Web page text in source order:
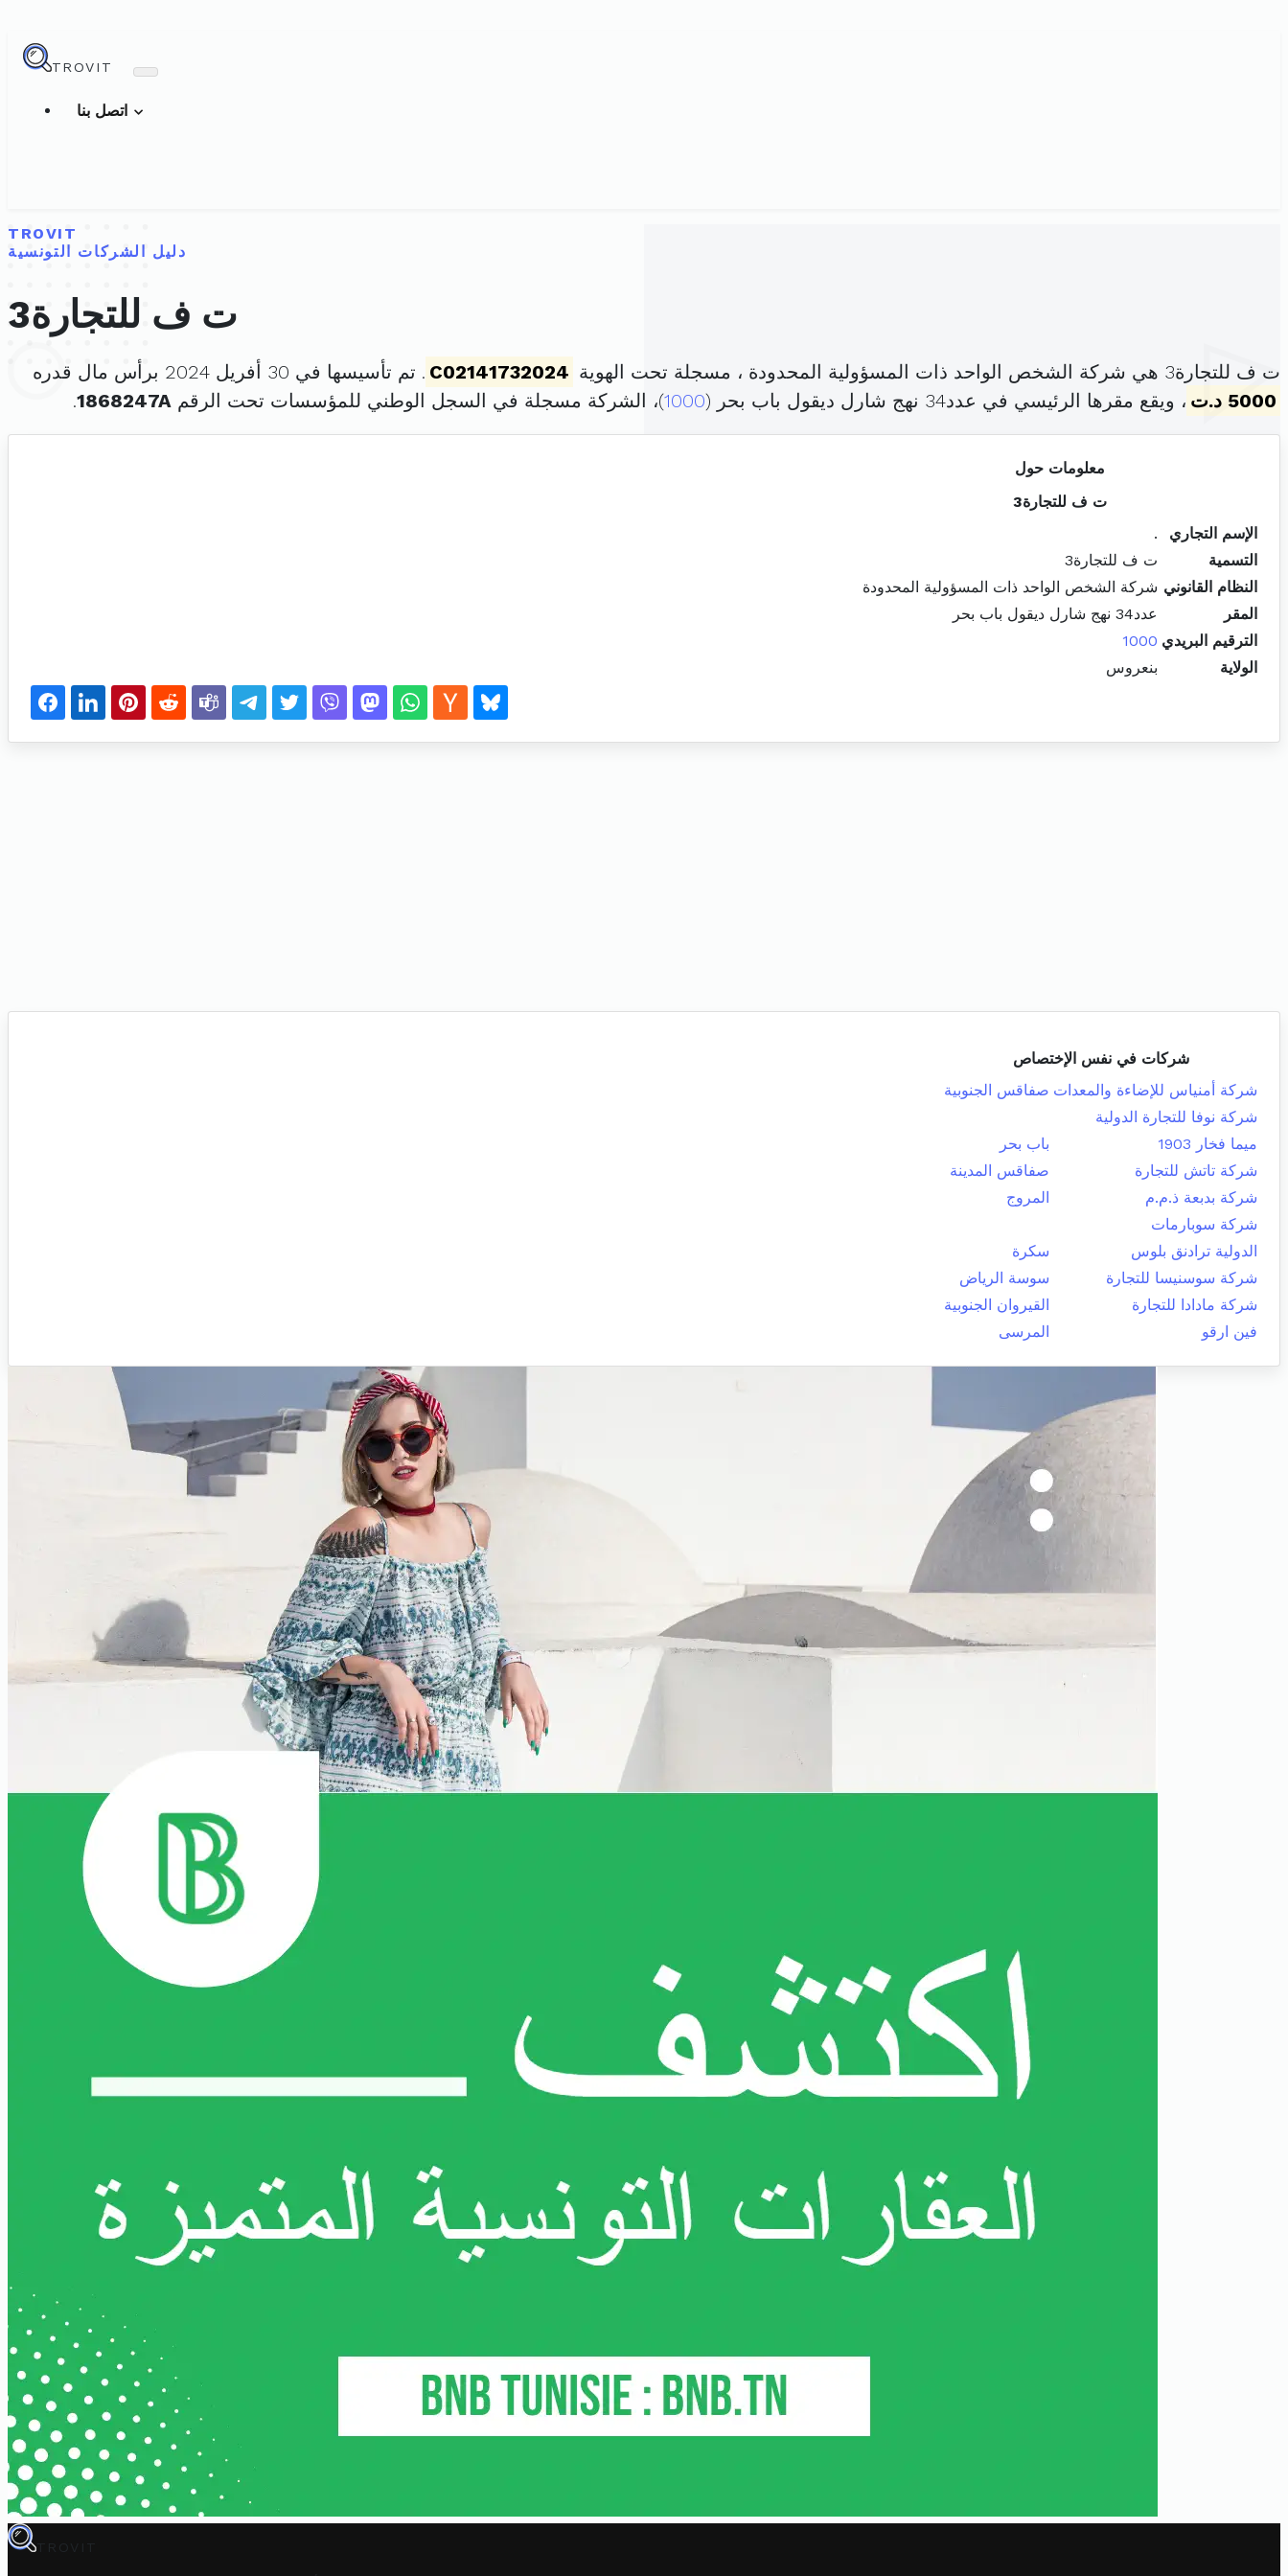
TROVIT
TROVIT
دليل الشركات التونسية
ت ف للتجارة3
ت ف للتجارة3 هي شركة الشخص الواحد ذات المسؤولية المحدودة ، مسجلة تحت الهوية C02141732024 . تم تأسيسها في 30 أفريل 2024 برأس مال قدره
5000 د.ت
، ويقع مقرها الرئيسي في عدد34 نهج شارل ديقول باب بحر ( 1000)، الشركة مسجلة في السجل الوطني للمؤسسات تحت الرقم 1868247A
.
معلومات حول
ت ف للتجارة3
الإسم التجاري
.
التسمية
ت ف للتجارة3
النظام القانوني شركة الشخص الواحد ذات المسؤولية المحدودة
المقر
عدد34 نهج شارل ديقول باب بحر
الترقيم البريدي 1000
الولاية
بنعروس
شركات في نفس الإختصاص
شركة أمنياس للإضاءة والمعدات صفاقس الجنوبية
شركة نوفا للتجارة الدولية
ميما فخار 1903
باب بحر
شركة تاتش للتجارة
صفاقس المدينة
شركة بدبعة ذ.م.م
المروج
شركة سوبارمات
الدولية ترادنق بلوس
سكرة
شركة سوسنيسا للتجارة
سوسة الرياض
شركة مادادا للتجارة
القيروان الجنوبية
فين ارقو
المرسى
TROVIT